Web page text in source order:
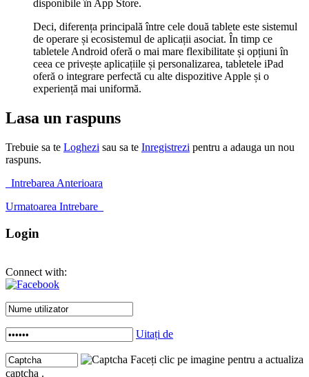
disponibile în App Store.
Deci, diferența principală între cele două tablete este sistemul
de operare și ecosistemul de aplicații asociat. În timp ce
tabletele Android oferă o mai mare flexibilitate și opțiuni în
ceea ce privește aplicațiile și personalizarea, tabletele iPad
oferă o integrare perfectă cu alte dispozitive Apple și o
experiență mai uniformă.
Lasa un raspuns
Trebuie sa te Loghezi sau sa te Inregistrezi pentru a adauga un nou
raspuns.
Intrebarea Anterioara
Urmatoarea Intrebare
Login
Connect with:
Uitați de
Faceți clic pe imagine pentru a actualiza
captcha .